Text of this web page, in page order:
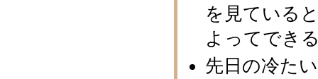
を見ている
よってでき
先日の冷た